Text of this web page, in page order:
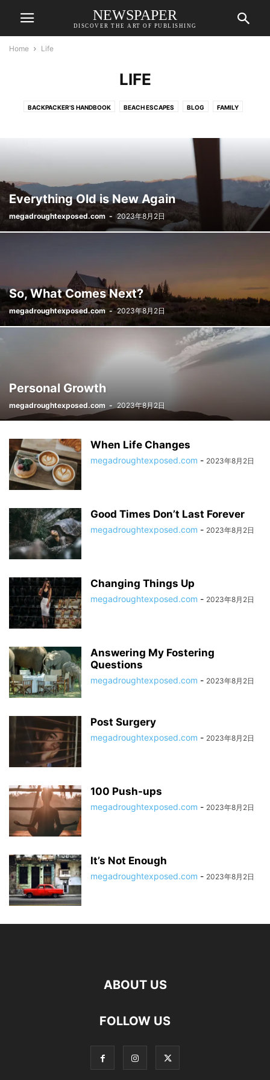
NEWSPAPER
DISCOVER THE ART OF PUBLISHING
Home Life
LIFE
BACKPACKER'S HANDBOOK BEACH ESCAPES BLOG FAMILY
Everything Old is New Again
megadroughtexposed.com - 2023年8月2日
So, What Comes Next?
megadroughtexposed.com - 2023年8月2日
Personal Growth
megadroughtexposed.com - 2023年8月2日
When Life Changes
megadroughtexposed.com - 2023年8月2日
Good Times Don’t Last Forever
megadroughtexposed.com - 2023年8月2日
Changing Things Up
megadroughtexposed.com - 2023年8月2日
Answering My Fostering
Questions
megadroughtexposed.com - 2023年8月2日
Post Surgery
megadroughtexposed.com - 2023年8月2日
100 Push-ups
megadroughtexposed.com - 2023年8月2日
It’s Not Enough
megadroughtexposed.com - 2023年8月2日
ABOUT US
FOLLOW US